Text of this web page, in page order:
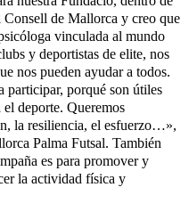
de Mallorca y creo que
vinculada al mundo
y deportistas de elite, nos
nos pueden ayudar a todos.
participar, porqué son útiles
deporte. Queremos
la resiliencia, el esfuerzo…»,
Palma Futsal. También
es para promover y
la actividad física y